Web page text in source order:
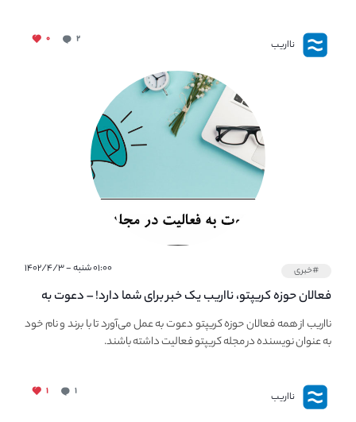
نااریب ۲ ۰
#خبری ۰۱:۰۰ شنبه - ۱۴۰۲/۴/۳
فعالان حوزه کریپتو، نااریب یک خبر برای شما دارد! – دعوت به
فعالیت در مجله کریپتو
نااریب از همه فعالان حوزه کریپتو دعوت به عمل می‌آورد تا با برند و نام خود
به عنوان نویسنده در مجله کریپتو فعالیت داشته باشند.
نااریب ۱ ۱